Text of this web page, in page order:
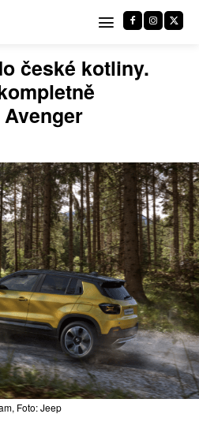
české kotliny.
Foto: Jeep